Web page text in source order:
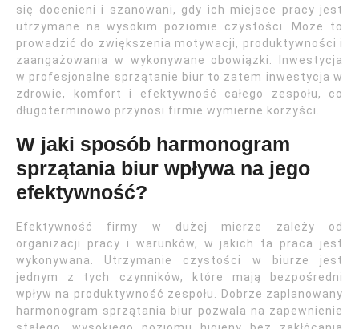
się docenieni i szanowani, gdy ich miejsce pracy jest
utrzymane na wysokim poziomie czystości. Może to
prowadzić do zwiększenia motywacji, produktywności i
zaangażowania w wykonywane obowiązki. Inwestycja
w profesjonalne sprzątanie biur to zatem inwestycja w
zdrowie, komfort i efektywność całego zespołu, co
długoterminowo przynosi firmie wymierne korzyści.
W jaki sposób harmonogram
sprzątania biur wpływa na jego
efektywność?
Efektywność firmy w dużej mierze zależy od
organizacji pracy i warunków, w jakich ta praca jest
wykonywana. Utrzymanie czystości w biurze jest
jednym z tych czynników, które mają bezpośredni
wpływ na produktywność zespołu. Dobrze zaplanowany
harmonogram sprzątania biur pozwala na zapewnienie